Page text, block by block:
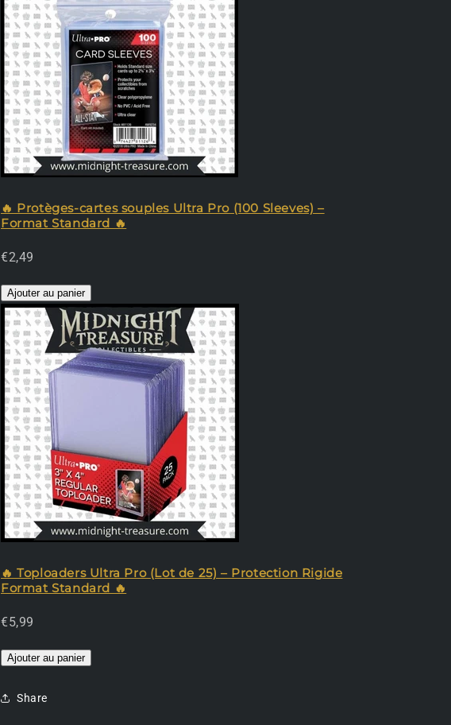
🔥 Protèges-cartes souples Ultra Pro (100 Sleeves) –
Format Standard 🔥
€2,49
Ajouter au panier
🔥 Toploaders Ultra Pro (Lot de 25) – Protection Rigide
Format Standard 🔥
€5,99
Ajouter au panier
Share